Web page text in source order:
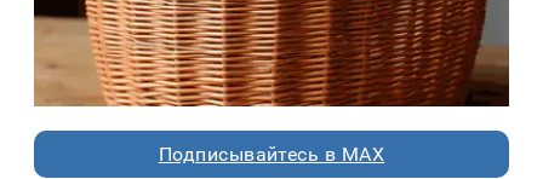
Подписывайтесь в MAX